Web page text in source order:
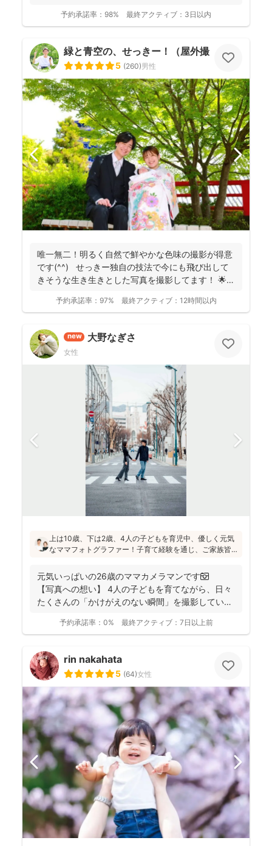
予約承諾率： 98% 最終アクティブ： 3日以内
緑と青空の、せっきー！（屋外撮影もお任せ🌟
5 (260)男性
唯一無二！明るく自然で鮮やかな色味の撮影が得意
です(^^) せっきー独自の技法で今にも飛び出して
きそうな生き生きとした写真を撮影してます！ 🌟屋
予約承諾率： 97% 最終アクティブ： 12時間以内
new 大野なぎさ
女性
上は10歳、下は2歳、4人の子どもを育児中、優しく元気
なママフォトグラファー！子育て経験を通じ、ご家族皆
ちを大切にしています！お子さんに無理がないよう、お
喋りしながら楽しく撮影していきます(^^)
元気いっぱいの26歳のママカメラマンです📷
【写真への想い】 4人の子どもを育てながら、日々
たくさんの「かけがえのない瞬間」を撮影してい
予約承諾率： 0% 最終アクティブ： 7日以上前
rin nakahata
5 (64)女性